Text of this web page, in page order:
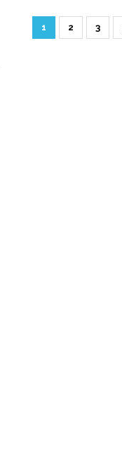
1 2 3